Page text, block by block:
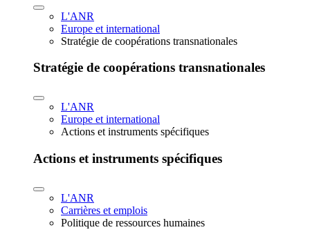
L'ANR
Europe et international
Stratégie de coopérations transnationales
Stratégie de coopérations transnationales
L'ANR
Europe et international
Actions et instruments spécifiques
Actions et instruments spécifiques
L'ANR
Carrières et emplois
Politique de ressources humaines